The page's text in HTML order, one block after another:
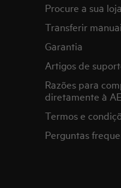
Procure a sua loja
Transferir
Garantia
Artigos de
Razões para
diretamente à
Termos e
Perguntas